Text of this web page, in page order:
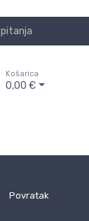
Košarica
0,00 €
Povratak